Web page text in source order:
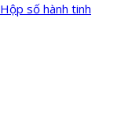
Hộp số hành tinh